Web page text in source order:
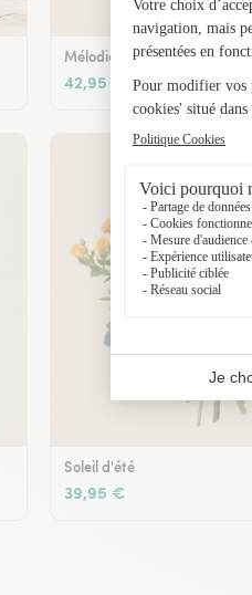
Mélodie et son vase offert
42,95 €
Soleil d'été
39,95 €